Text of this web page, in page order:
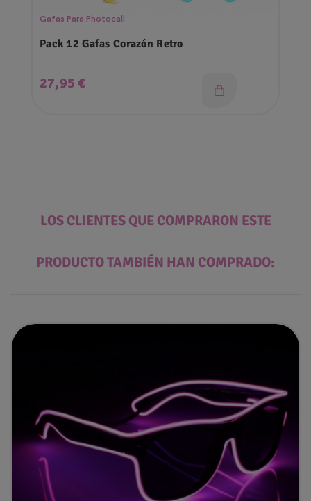
Gafas Para Photocall
Pack 12 Gafas Corazón Retro
Precio
27,95 €
LOS CLIENTES QUE COMPRARON ESTE
PRODUCTO TAMBIÉN HAN COMPRADO: